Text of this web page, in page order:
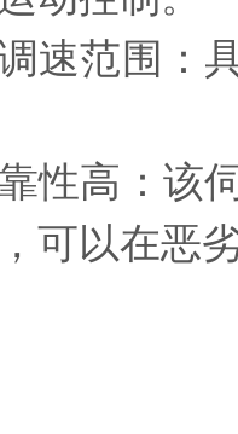
范围：具
高：该伺
可以在恶